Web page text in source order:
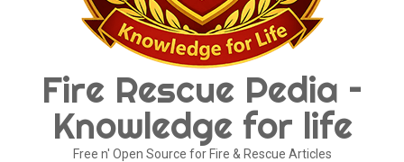
Fire Rescue Pedia –
Knowledge for life
Free n' Open Source for Fire & Rescue Articles